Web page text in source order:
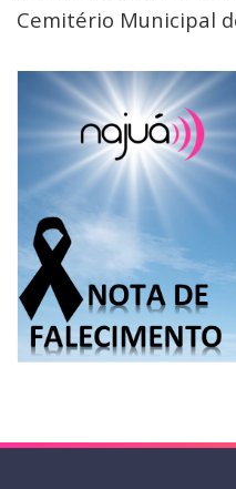
Cemitério Municipal